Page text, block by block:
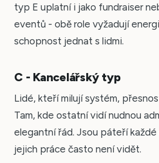
typ E uplatní i jako fundraiser
eventů - obě role vyžadují
schopnost jednat s lidmi.
C - Kancelářský typ
Lidé, kteří milují systém,
Tam, kde ostatní vidí nudnou
elegantní řád. Jsou páteří
jejich práce často není vidět.